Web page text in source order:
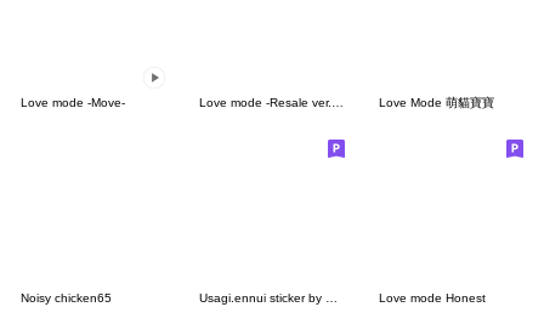
Love mode -Move- Love Mode 萌貓寶寶
Noisy chicken65 Usagi.ennui sticker by Kanahei Love mode Honest